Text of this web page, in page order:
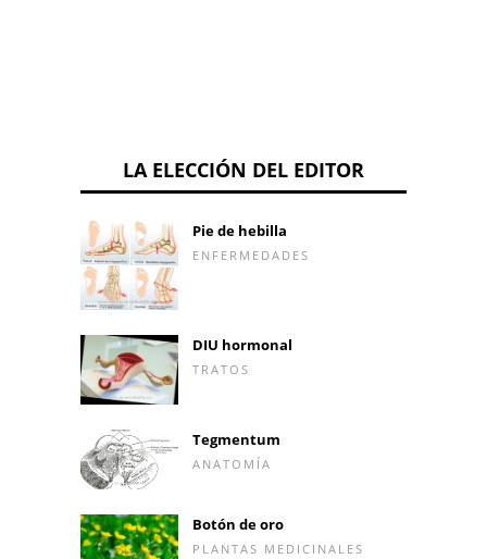
LA ELECCIÓN DEL EDITOR
Pie de hebilla
ENFERMEDADES
DIU hormonal
TRATOS
Tegmentum
ANATOMÍA
Botón de oro
PLANTAS MEDICINALES